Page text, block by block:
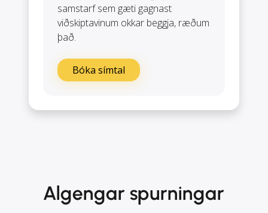
samstarf sem gæti gagnast
viðskiptavinum okkar beggja, ræðum
það.
Bóka símtal
Algengar spurningar